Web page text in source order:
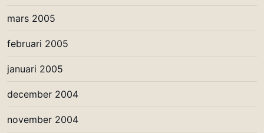
mars 2005
februari 2005
januari 2005
december 2004
november 2004